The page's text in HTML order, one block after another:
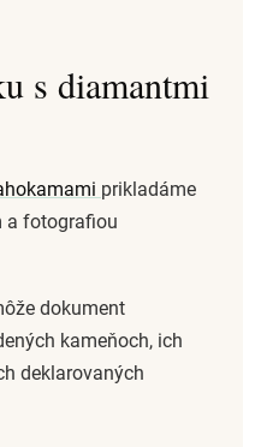
s diamantmi
prikladáme
a fotografiou
dokument
kameňoch, ich
deklarovaných